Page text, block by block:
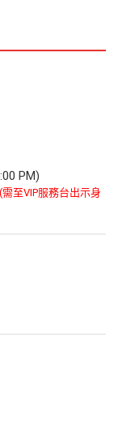
PM)
至VIP服務台出示身